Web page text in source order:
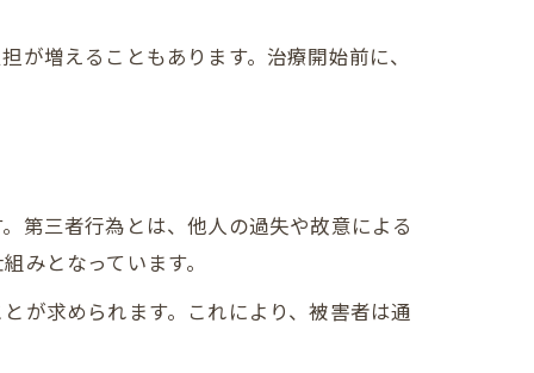
増えることもあります。治療開始前に、
第三者行為とは、他人の過失や故意による
みとなっています。
が求められます。これにより、被害者は通